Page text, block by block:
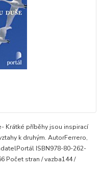
Krátké příběhy jsou inspirací
k druhým. AutorFerrero,
ISBN978-80-262-
Počet stran / vazba144 /